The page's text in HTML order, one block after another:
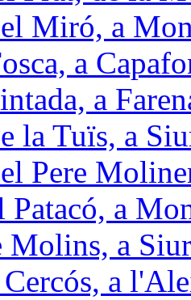
Miró, a
a
a
la Tuïs, a
Pere
Patacó, a
Molins, a
a